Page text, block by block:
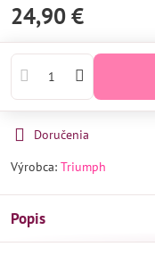
24,90 €
Doručenia
Výrobca: Triumph
Popis